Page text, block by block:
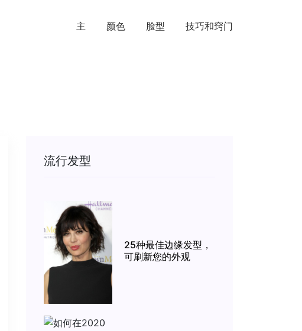
主 颜色 脸型 技巧和窍门
流行发型
25种最佳边缘发型，
可刷新您的外观